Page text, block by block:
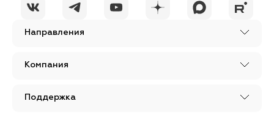
Направления
Компания
Поддержка